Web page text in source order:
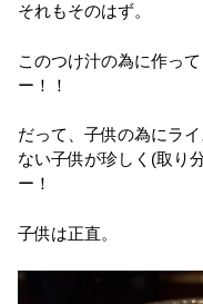
それもそのはず。
このつけ汁の為に作っ
ー！！
だって、子供の為にラ
ない子供が珍しく(取り
ー！
子供は正直。